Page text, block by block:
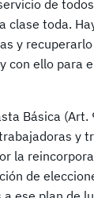
de
clase toda.
y
con ello para
Básica (Art.
y
la
de